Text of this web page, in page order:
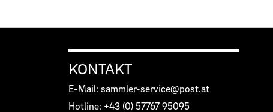
KONTAKT
E-Mail: sammler-service@post.at
Hotline: +43 (0) 57767 95095